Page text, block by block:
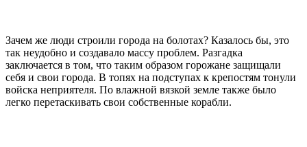
Зачем же люди строили города на болотах? Казалось бы, это
так неудобно и создавало массу проблем. Разгадка
заключается в том, что таким образом горожане защищали
себя и свои города. В топях на подступах к крепостям тонули
войска неприятеля. По влажной вязкой земле также было
легко перетаскивать свои собственные корабли.